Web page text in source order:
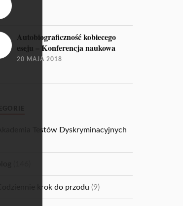
Autobiograficzność kobiecego
eseju – Konferencja naukowa
20 MAJA 2018
Akademia Testów Dyskryminacyjnych
Codziennie krok do przodu (9)